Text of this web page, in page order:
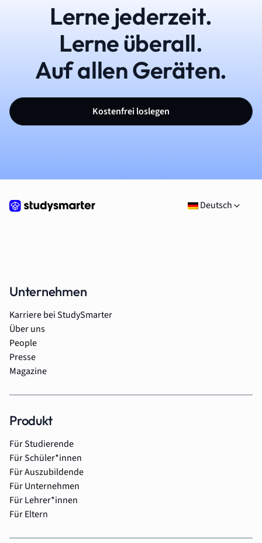
Lerne jederzeit.
Lerne überall.
Auf allen Geräten.
Kostenfrei loslegen
Deutsch
Unternehmen
Karriere bei StudySmarter
Über uns
People
Presse
Magazine
Produkt
Für Studierende
Für Schüler*innen
Für Auszubildende
Für Unternehmen
Für Lehrer*innen
Für Eltern